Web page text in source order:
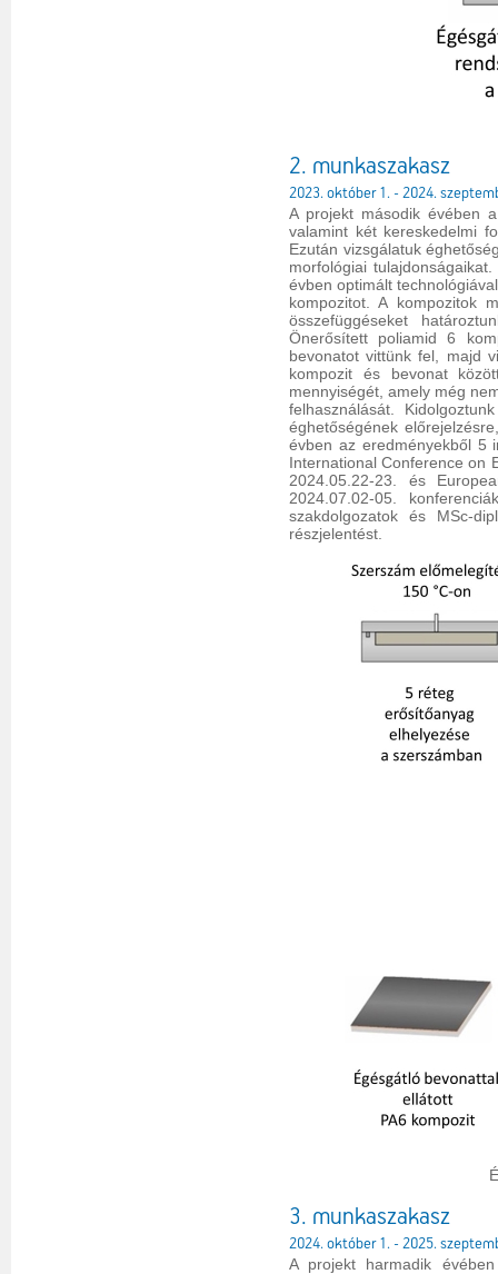
2. munkaszakasz
2023. október 1. - 2024.
A projekt második évében
valamint két kereskedelmi
Ezután vizsgálatuk
morfológiai
évben optimált
kompozitot. A kompozitok
összefüggéseket
Önerősített poliamid 6
bevonatot vittünk fel, majd
kompozit és bevonat
mennyiségét, amely még
felhasználását.
éghetőségének
évben az eredményekből 5
International Conference on
2024.05.22-23. és
2024.07.02-05.
szakdolgozatok és MSc-
részjelentést.
3. munkaszakasz
2024. október 1. - 2025.
A projekt harmadik